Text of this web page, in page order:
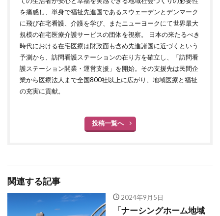
を痛感し、単身で福祉先進国であるスウェーデンとデンマーク
に飛び在宅看護、介護を学び、またニューヨークにて世界最大
規模の在宅医療介護サービスの団体を視察。 日本の来たるべき
時代における在宅医療は財政面も含め先進諸国に近づくという
予測から、訪問看護ステーションの在り方を確立し、「訪問看
護ステーション開業・運営支援」を開始。その支援先は民間企
業から医療法人まで全国800社以上に広がり、地域医療と福祉
の充実に貢献。
投稿一覧へ
関連する記事
2024年9月5日
「ナーシングホーム地域